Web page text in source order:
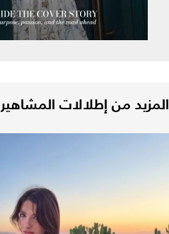
المزيد من إطلالات المشاهير